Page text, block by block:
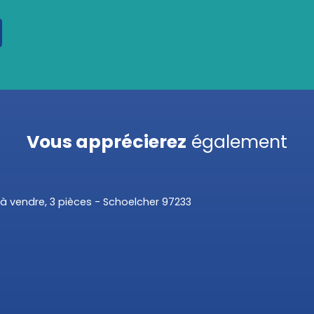
Vous apprécierez également